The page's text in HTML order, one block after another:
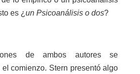
es ¿ un Psicoanálisis o dos?
de ambos autores se
comienzo. Stern presentó algo